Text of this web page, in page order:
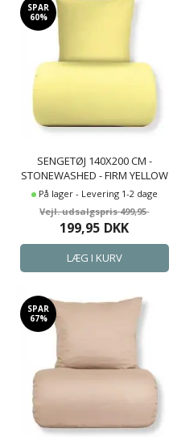
SPAR
60%
SENGETØJ 140X200 CM -
STONEWASHED - FIRM YELLOW
På lager - Levering 1-2 dage
499,95
199,95 DKK
SPAR
67%